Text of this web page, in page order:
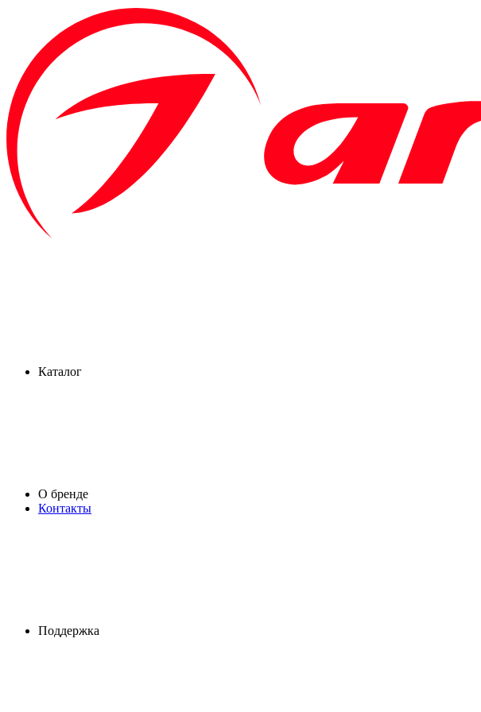
Каталог
О бренде
Контакты
Поддержка